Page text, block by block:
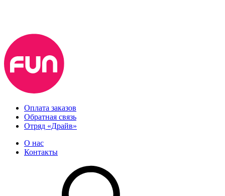
Оплата заказов
Обратная связь
Отряд «Драйв»
О нас
Контакты